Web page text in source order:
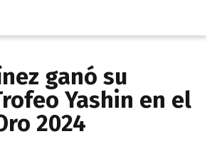
ganó su
Yashin en el
2024